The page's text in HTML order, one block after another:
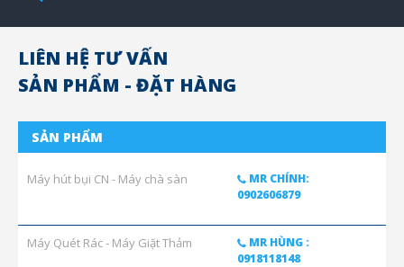
LIÊN HỆ TƯ VẤN
SẢN PHẨM - ĐẶT HÀNG
SẢN PHẨM
Máy hút bụi CN - Máy chà sàn
MR CHÍNH:
0902606879
Máy Quét Rác - Máy Giặt Thảm
MR HÙNG :
0918118148